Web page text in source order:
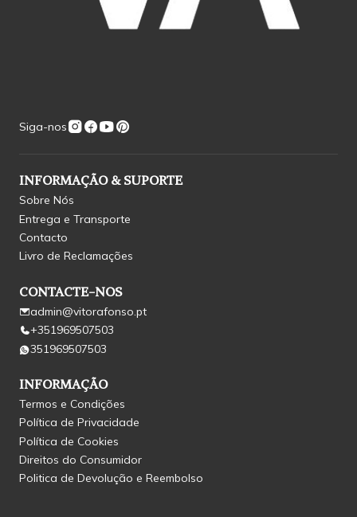
Siga-nos
INFORMAÇÃO & SUPORTE
Sobre Nós
Entrega e Transporte
Contacto
Livro de Reclamações
CONTACTE-NOS
admin@vitorafonso.pt
+351969507503
351969507503
INFORMAÇÃO
Termos e Condições
Política de Privacidade
Política de Cookies
Direitos do Consumidor
Politica de Devolução e Reembolso